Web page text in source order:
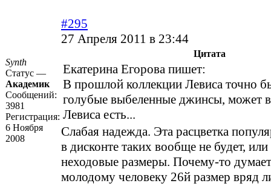
Synth
Статус —
Академик
Сообщений:
3981
Регистрация:
6 Ноября
2008
#295
27 Апреля 2011 в 23:44
Цитата
Екатерина Егорова пишет:
В прошлой коллекции Левиса точно
голубые выбеленные джинсы, может в
Левиса есть...
Слабая надежда. Эта расцветка
в дисконте таких вообще не будет,
неходовые размеры. Почему-то
молодому человеку 26й размер вряд